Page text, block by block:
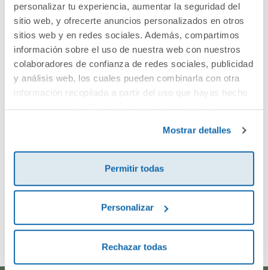
personalizar tu experiencia, aumentar la seguridad del
sitio web, y ofrecerte anuncios personalizados en otros
sitios web y en redes sociales. Además, compartimos
información sobre el uso de nuestra web con nuestros
colaboradores de confianza de redes sociales, publicidad
y análisis web, los cuales pueden combinarla con otra
información recopilada a partir del uso que hayas hecho
Mostrar detalles
Permitir todas
Personalizar
Rechazar todas
Cuéntanos tu opinión
¡Sé el primero en valorar este producto!
Debes iniciar sesión para poder valorarlo
Envía tu opinión